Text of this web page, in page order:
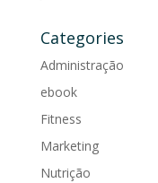
Categories
Administração
ebook
Fitness
Marketing
Nutrição